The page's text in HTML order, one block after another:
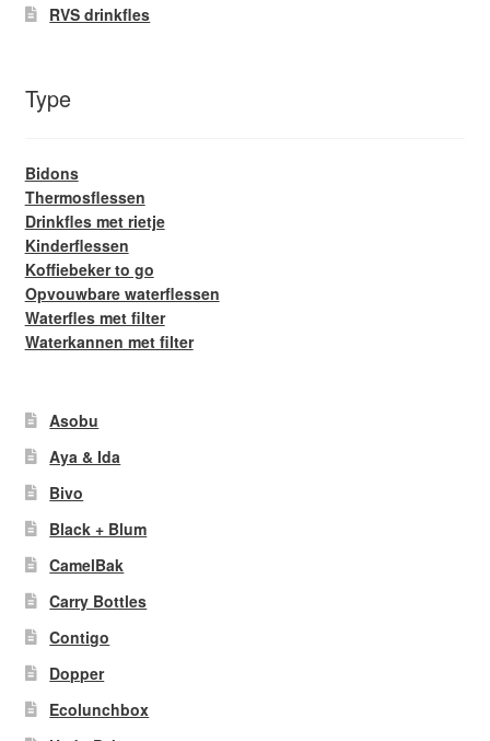
RVS drinkfles
Type
Bidons
Thermosflessen
Drinkfles met rietje
Kinderflessen
Koffiebeker to go
Opvouwbare waterflessen
Waterfles met filter
Waterkannen met filter
Asobu
Aya & Ida
Bivo
Black + Blum
CamelBak
Carry Bottles
Contigo
Dopper
Ecolunchbox